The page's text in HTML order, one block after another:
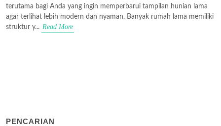
terutama bagi Anda yang ingin memperbarui tampilan hunian lama
agar terlihat lebih modern dan nyaman. Banyak rumah lama memiliki
struktur y... Read More
PENCARIAN